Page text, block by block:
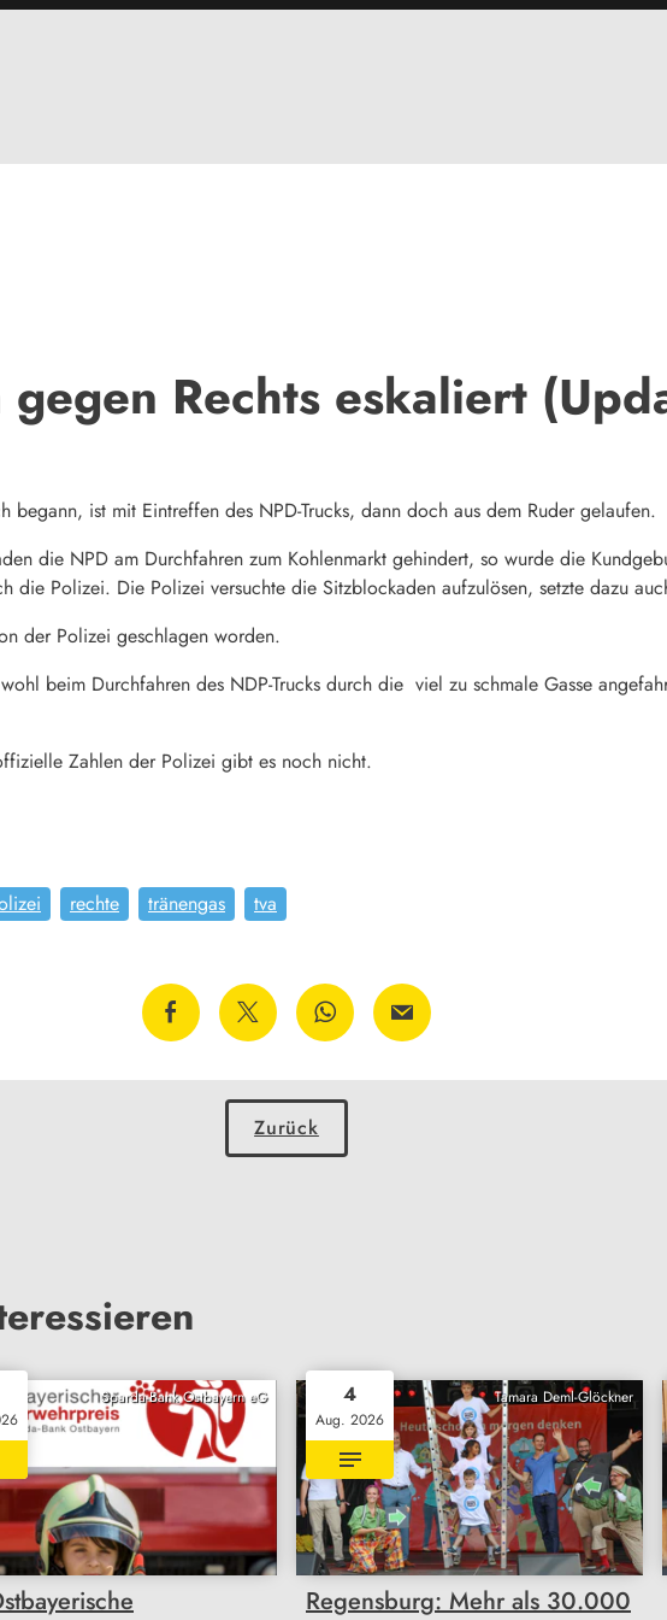
Rechts eskaliert
begann, ist mit Eintreffen des NPD-Trucks, dann doch aus dem Ruder gelaufen.
die NPD am Durchfahren zum Kohlenmarkt gehindert, so wurde die
die Polizei. Die Polizei versuchte die Sitzblockaden aufzulösen, setzte dazu
der Polizei geschlagen worden.
beim Durchfahren des NDP-Trucks durch die viel zu schmale Gasse
Zahlen der Polizei gibt es noch nicht.
rechte tränengas tva
Zurück
Sparda-Bank Ostbayern eG Tamara Deml-Glöckner
4
Aug. 2026
Regensburg: Mehr als 30.000